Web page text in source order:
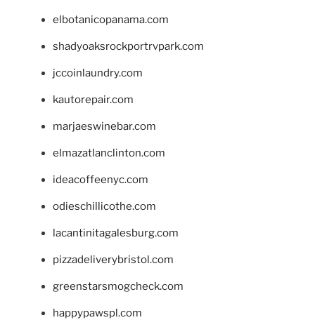
elbotanicopanama.com
shadyoaksrockportrvpark.com
jccoinlaundry.com
kautorepair.com
marjaeswinebar.com
elmazatlanclinton.com
ideacoffeenyc.com
odieschillicothe.com
lacantinitagalesburg.com
pizzadeliverybristol.com
greenstarsmogcheck.com
happypawspl.com